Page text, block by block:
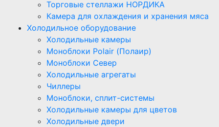
Торговые стеллажи НОРДИКА
Камера для охлаждения и хранения мяса
Холодильное оборудование
Холодильные камеры
Моноблоки Polair (Полаир)
Моноблоки Север
Холодильные агрегаты
Чиллеры
Моноблоки, сплит-системы
Холодильные камеры для цветов
Холодильные двери